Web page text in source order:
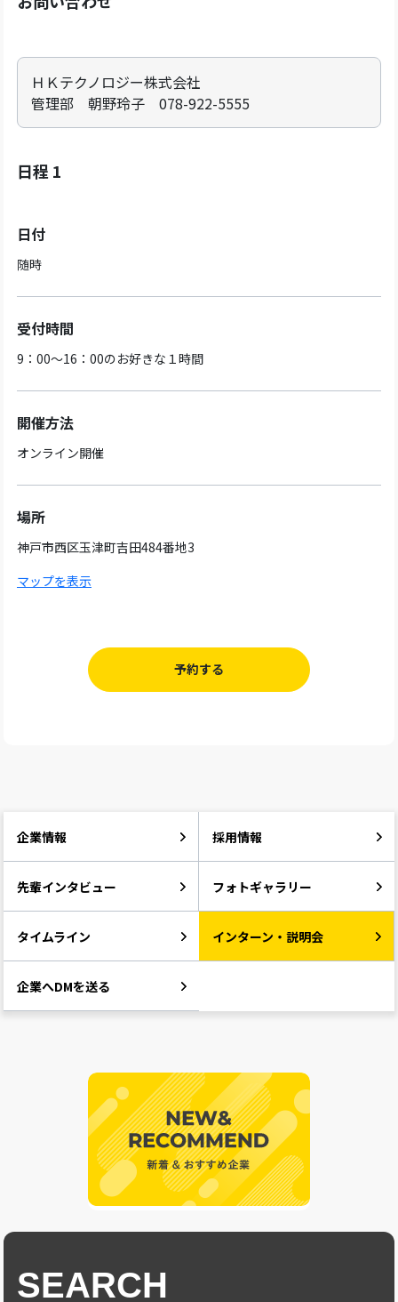
ＨＫテクノロジー株式会社
管理部 朝野玲子 078-922-5555
日程 1
日付
随時
受付時間
9：00～16：00のお好きな１時間
開催方法
オンライン開催
場所
神戸市西区玉津町吉田484番地3
マップを表示
予約する
企業情報 採用情報
先輩インタビュー フォトギャラリー
タイムライン インターン・説明会
企業へDMを送る
SEARCH